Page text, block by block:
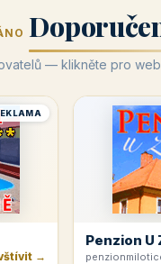
— klikněte pro
→
Penzion U